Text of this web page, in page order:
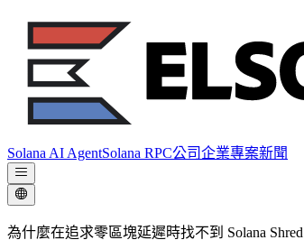
Solana AI AgentSolana RPC公司企業專案新聞
為什麼在追求零區塊延遲時找不到 Solana